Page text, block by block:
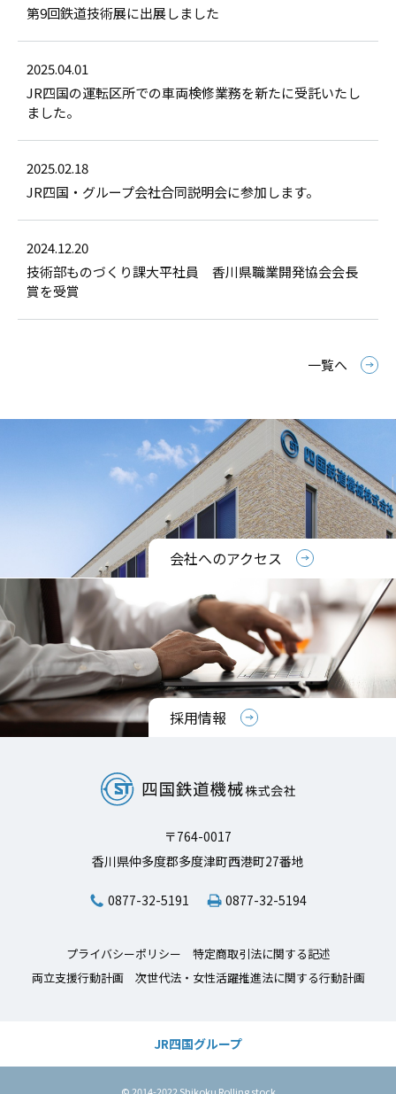
第9回鉄道技術展に出展しました
2025.04.01
JR四国の運転区所での車両検修業務を新たに受託いたし
ました。
2025.02.18
JR四国・グループ会社合同説明会に参加します。
2024.12.20
技術部ものづくり課大平社員 香川県職業開発協会会長
賞を受賞
一覧へ
会社へのアクセス
採用情報
〒764-0017
香川県仲多度郡多度津町西港町27番地
0877-32-5191 0877-32-5194
プライバシーポリシー
特定商取引法に関する記述
両立支援行動計画
次世代法・女性活躍推進法に関する行動計画
JR四国グループ
© 2014-2022 Shikoku Rolling stock